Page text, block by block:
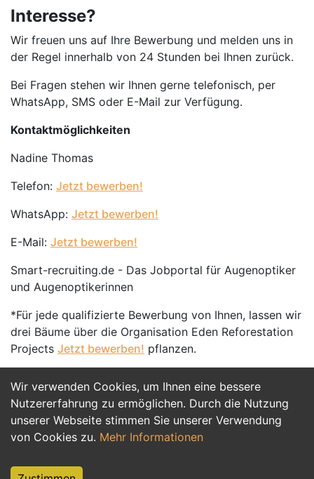
Wir verwenden Cookies, um Ihnen eine bessere
Nutzererfahrung zu ermöglichen. Durch die Nutzung
unserer Webseite stimmen Sie unserer Verwendung
von Cookies zu. Mehr Informationen
Interesse?
Wir freuen uns auf Ihre Bewerbung und melden uns in
der Regel innerhalb von 24 Stunden bei Ihnen zurück.
Bei Fragen stehen wir Ihnen gerne telefonisch, per
WhatsApp, SMS oder E-Mail zur Verfügung.
Kontaktmöglichkeiten
Nadine Thomas
Telefon: Jetzt bewerben!
WhatsApp: Jetzt bewerben!
E-Mail: Jetzt bewerben!
Smart-recruiting.de - Das Jobportal für Augenoptiker
und Augenoptikerinnen
*Für jede qualifizierte Bewerbung von Ihnen, lassen wir
drei Bäume über die Organisation Eden Reforestation
Projects Jetzt bewerben! pflanzen.
Jetzt Bewerben